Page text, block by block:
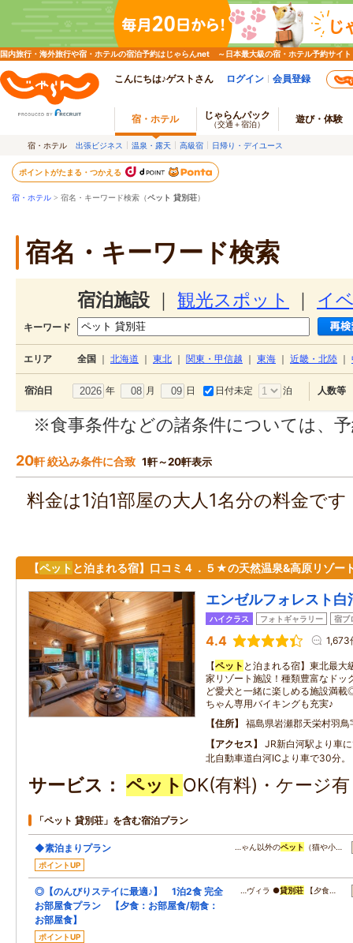
国内旅行・海外旅行や宿・ホテルの宿泊予約はじゃらんnet ～日本最大級の宿・ホテル予約サイト
こんにちは♪ゲストさん ログイン 会員登録
宿・ホテル じゃらんパック
（交通＋宿泊） 遊び・体験
宿・ホテル 出張ビジネス 温泉・露天 高級宿 日帰り・デイユース
ポイントがたまる・つかえる
宿・ホテル > 宿名・キーワード検索（ペット 貸別荘）
宿名・キーワード検索
宿泊施設 観光スポット イ
キーワード
エリア 全国 北海道 東北 関東・甲信越 東海 近畿・北陸
宿泊日 年 月 日 日付未定 泊 人数等
※食事条件などの諸条件については、
20軒 絞込み条件に合致 1軒～20軒表示
料金は1泊1部屋の大人1名分の料金で
【ペット と泊まれる宿】口コミ４．５★の天然温泉&高原リゾー
エンゼルフォレスト白
ハイクラス フォトギャラリー 宿ブ
4.4 1,673
【ペット と泊まれる宿】東北最
家リゾート施設！種類豊富なドッ
ど愛犬と一緒に楽しめる施設満
ちゃん専用バイキングも充実♪
住所
福島県岩瀬郡天栄村羽鳥
アクセス
JR新白河駅より車
北自動車道白河ICより車で30分。
サービス ペット OK(有料)・ケージ
「ペット 貸別荘」を含む宿泊プラン
◆素泊まりプラン
ポイントUP
…ゃん以外のペット （猫や小…
◎【のんびりステイに最適♪】 1泊2食 完全
お部屋食プラン 【夕食：お部屋食/朝食：
お部屋食】
ポイントUP
…ヴィラ ●貸別荘 【夕食…